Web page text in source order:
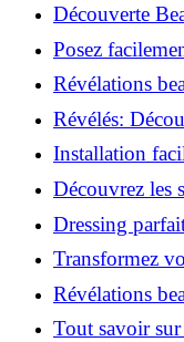
Découverte
Glamour !
Posez
Transformez
Révélations
Révélés:
l'huile de ricin!
Installation
luminaire au
Découvrez les
Pourquoi vous
Dressing
rangement
Transformez
installer des
Révélations
transforme
Tout savoir